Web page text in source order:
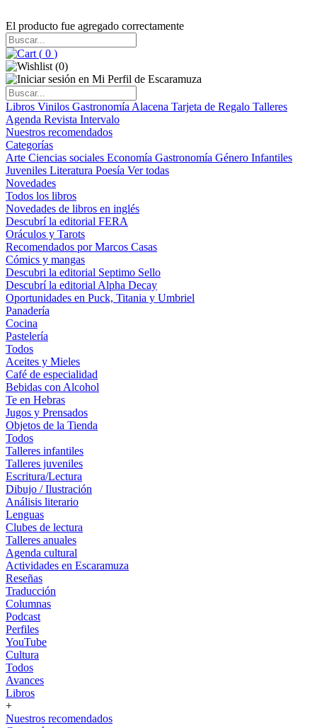
El producto fue agregado correctamente
( 0 )
(0)
Libros Vinilos Gastronomía Alacena Tarjeta de Regalo Talleres
Agenda Revista Intervalo
Nuestros recomendados
Categorías
Arte Ciencias sociales Economía Gastronomía Género Infantiles
Juveniles Literatura Poesía Ver todas
Novedades
Todos los libros
Novedades de libros en inglés
Descubrí la editorial FERA
Oráculos y Tarots
Recomendados por Marcos Casas
Cómics y mangas
Descubri la editorial Septimo Sello
Descubrí la editorial Alpha Decay
Oportunidades en Puck, Titania y Umbriel
Panadería
Cocina
Pastelería
Todos
Aceites y Mieles
Café de especialidad
Bebidas con Alcohol
Te en Hebras
Jugos y Prensados
Objetos de la Tienda
Todos
Talleres infantiles
Talleres juveniles
Escritura/Lectura
Dibujo / Ilustración
Análisis literario
Lenguas
Clubes de lectura
Talleres anuales
Agenda cultural
Actividades en Escaramuza
Reseñas
Traducción
Columnas
Podcast
Perfiles
YouTube
Cultura
Todos
Avances
Libros
+
Nuestros recomendados